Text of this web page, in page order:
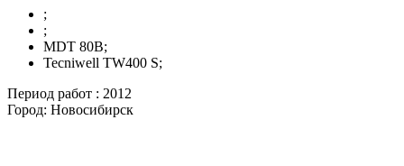
;
;
МDT 80B;
Tecniwell TW400 S;
Период работ : 2012
Город: Новосибирск